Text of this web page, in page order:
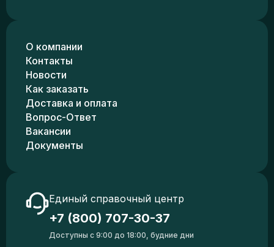
О компании
Контакты
Новости
Как заказать
Доставка и оплата
Вопрос-Ответ
Вакансии
Документы
Единый справочный центр
+7 (800) 707-30-37
Доступны с 9:00 до 18:00, будние дни